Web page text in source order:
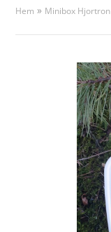
Hem » Minibox Hjortron